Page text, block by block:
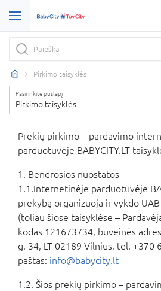
Pirkimo taisyklės
Pasirinkite puslapį
Pirkimo taisyklės
Prekių pirkimo – pardavimo
parduotuvėje BABYCITY.LT
1. Bendrosios nuostatos
1.1.Internetinėje parduotuvėje
prekybą organizuoja ir vykdo
(toliau šiose taisyklėse –
kodas 121673734, buveinės
g. 34, LT-02189 Vilnius, tel. +370
paštas: info@babycity.lt
1.2. Šios prekių pirkimo –